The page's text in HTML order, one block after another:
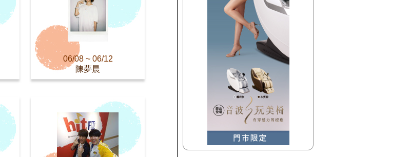
06/08 ~ 06/12
陳夢晨